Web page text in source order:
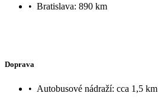
• Bratislava: 890 km
Doprava
• Autobusové nádraží: cca 1,5 km